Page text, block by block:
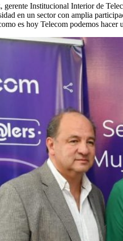
gerente Institucional Interior de
en un sector con amplia
es hoy Telecom podemos